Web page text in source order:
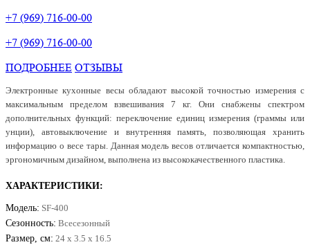
+7 (969) 716-00-00
+7 (969) 716-00-00
ПОДРОБНЕЕ ОТЗЫВЫ
Электронные кухонные весы обладают высокой точностью измерения с
максимальным пределом взвешивания 7 кг. Они снабжены спектром
дополнительных функций: переключение единиц измерения (граммы или
унции), автовыключение и внутренняя память, позволяющая хранить
информацию о весе тары. Данная модель весов отличается компактностью,
эргономичным дизайном, выполнена из высококачественного пластика.
ХАРАКТЕРИСТИКИ:
Модель: SF-400
Сезонность: Всесезонный
Размер, см: 24 x 3.5 x 16.5